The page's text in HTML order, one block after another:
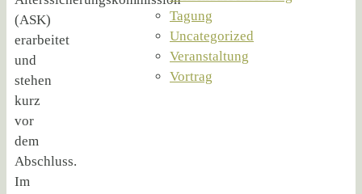
(ASK)
erarbeitet
und
stehen
kurz
vor
dem
Abschluss.
Im
Tagung
Uncategorized
Veranstaltung
Vortrag